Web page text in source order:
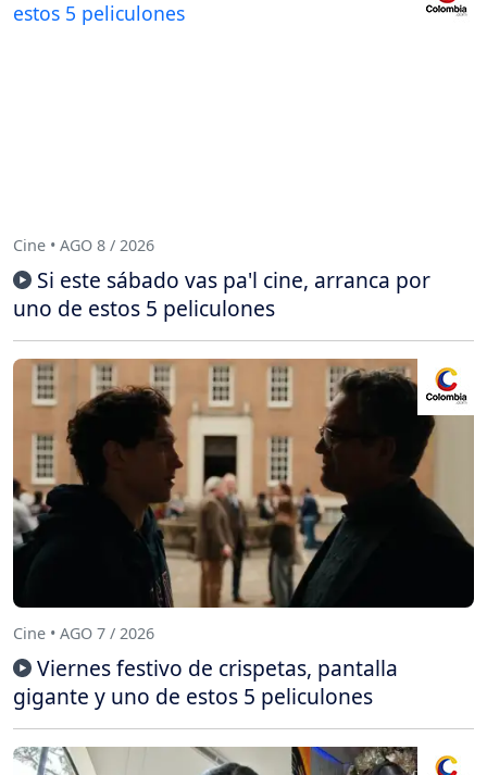
Cine • AGO 8 / 2026
Si este sábado vas pa'l cine, arranca por
uno de estos 5 peliculones
Cine • AGO 7 / 2026
Viernes festivo de crispetas, pantalla
gigante y uno de estos 5 peliculones